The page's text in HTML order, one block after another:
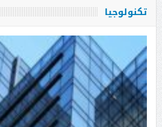
تكنولوجيا